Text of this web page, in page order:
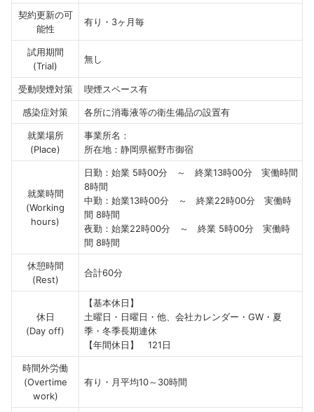
契約更新の可
能性
有り・3ヶ月毎
試用期間
(Trial)
無し
受動喫煙対策 喫煙スペース有
感染症対策 各所に消毒液等の衛生備品の設置有
就業場所
(Place)
事業所名：
所在地：静岡県裾野市御宿
就業時間
(Working
hours)
日勤：始業 5時00分 ～ 終業13時00分 実働時間
8時間
中勤：始業13時00分 ～ 終業22時00分 実働時
間 8時間
夜勤：始業22時00分 ～ 終業 5時00分 実働時
間 8時間
休憩時間
(Rest)
合計60分
休日
(Day off)
【基本休日】
土曜日・日曜日・他、会社カレンダー・GW・夏
季・冬季長期連休
【年間休日】 121日
時間外労働
(Overtime
work)
有り・月平均10～30時間